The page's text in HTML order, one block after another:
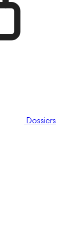
Dossiers